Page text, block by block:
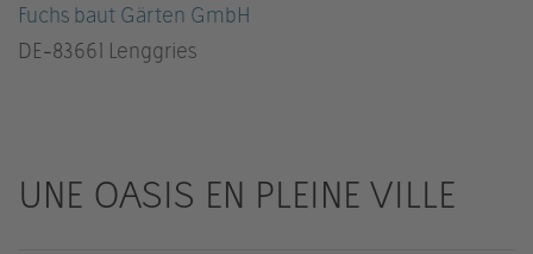
Fuchs baut Gärten GmbH
DE-83661 Lenggries
UNE OASIS EN PLEINE VILLE